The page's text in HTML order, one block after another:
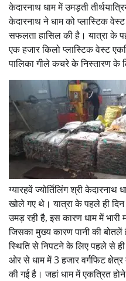
केदारनाथ धाम में उमड़ती
केदारनाथ ने धाम को प्लास्टिक
सफलता हासिल की है। यात्रा के
एक हजार किलो प्लास्टिक वेस्ट
पालिका गीले कचरे के निस्तारण के
ग्यारहवें ज्योर्तिलिंग श्री
खोले गए थे। यात्रा के पहले ही दिन
उमड़ रही है, इस कारण धाम में भारी
जिसका मुख्य कारण पानी की
स्थिति से निपटने के लिए पहले से
ओर से धाम में 3 हजार वर्गफिट
की गई है। जहां धाम में एकत्रित